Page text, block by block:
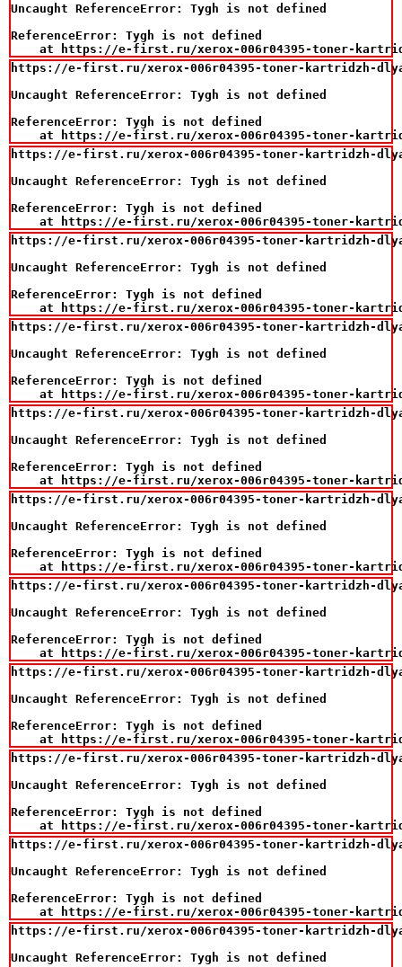
Uncaught ReferenceError: Tygh is not defined
ReferenceError: Tygh is not defined
at https://e-first.ru/xerox-006r04395-toner-
https://e-first.ru/xerox-006r04395-toner-kartridzh-dlya-
Uncaught ReferenceError: Tygh is not defined
ReferenceError: Tygh is not defined
at https://e-first.ru/xerox-006r04395-toner-
https://e-first.ru/xerox-006r04395-toner-kartridzh-dlya-
Uncaught ReferenceError: Tygh is not defined
ReferenceError: Tygh is not defined
at https://e-first.ru/xerox-006r04395-toner-
https://e-first.ru/xerox-006r04395-toner-kartridzh-dlya-
Uncaught ReferenceError: Tygh is not defined
ReferenceError: Tygh is not defined
at https://e-first.ru/xerox-006r04395-toner-
https://e-first.ru/xerox-006r04395-toner-kartridzh-dlya-
Uncaught ReferenceError: Tygh is not defined
ReferenceError: Tygh is not defined
at https://e-first.ru/xerox-006r04395-toner-
https://e-first.ru/xerox-006r04395-toner-kartridzh-dlya-
Uncaught ReferenceError: Tygh is not defined
ReferenceError: Tygh is not defined
at https://e-first.ru/xerox-006r04395-toner-
https://e-first.ru/xerox-006r04395-toner-kartridzh-dlya-
Uncaught ReferenceError: Tygh is not defined
ReferenceError: Tygh is not defined
at https://e-first.ru/xerox-006r04395-toner-
https://e-first.ru/xerox-006r04395-toner-kartridzh-dlya-
Uncaught ReferenceError: Tygh is not defined
ReferenceError: Tygh is not defined
at https://e-first.ru/xerox-006r04395-toner-
https://e-first.ru/xerox-006r04395-toner-kartridzh-dlya-
Uncaught ReferenceError: Tygh is not defined
ReferenceError: Tygh is not defined
at https://e-first.ru/xerox-006r04395-toner-
https://e-first.ru/xerox-006r04395-toner-kartridzh-dlya-
Uncaught ReferenceError: Tygh is not defined
ReferenceError: Tygh is not defined
at https://e-first.ru/xerox-006r04395-toner-
https://e-first.ru/xerox-006r04395-toner-kartridzh-dlya-
Uncaught ReferenceError: Tygh is not defined
ReferenceError: Tygh is not defined
at https://e-first.ru/xerox-006r04395-toner-
https://e-first.ru/xerox-006r04395-toner-kartridzh-dlya-
Uncaught ReferenceError: Tygh is not defined